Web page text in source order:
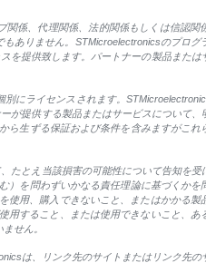
係、代理関係、法的関係もしくは信認関
ありません。STMicroelectronicsのプロ
提供致します。パートナーの製品または
にライセンスされます。
が提供する製品またはサービスについて
生ずる保証および条件を含みますがこ
たとえ当該損害の可能性について告知を
を問わずいかなる責任理論に基づくか
用、購入できないこと、またはかかる製
すること、または使用できないこと、
せん。
は、リンク先のサイトまたはリンク先